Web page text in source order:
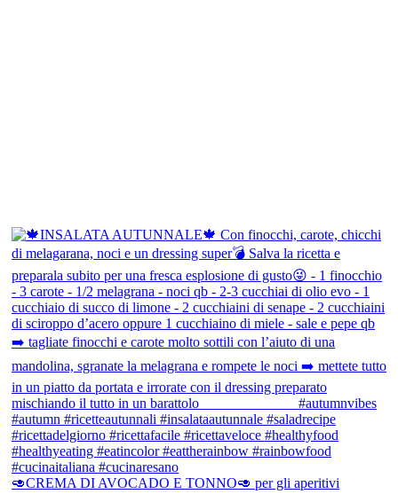
🥑CREMA DI AVOCADO E TONNO🥑 per gli aperitivi